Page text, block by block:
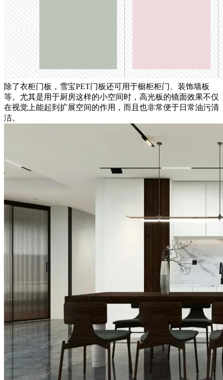
除了衣柜门板，雪宝PET门板还可用于橱柜柜门、装饰墙板
等。尤其是用于厨房这样的小空间时，高光板的镜面效果不仅
在视觉上能起到扩展空间的作用，而且也非常便于日常油污清
洁。